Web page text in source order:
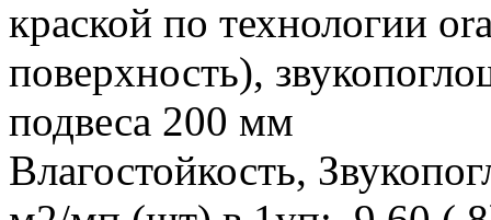
краской по технологии
поверхность),
подвеса 200 мм
Влагостойкость,